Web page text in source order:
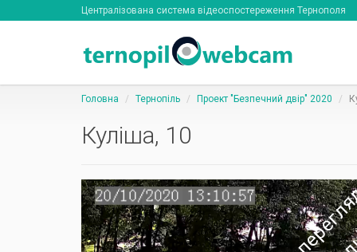
Централізована система відеоспостереження Тернополя
Головна Тернопіль Проект "Безпечний двір" 2020
Куліша, 10